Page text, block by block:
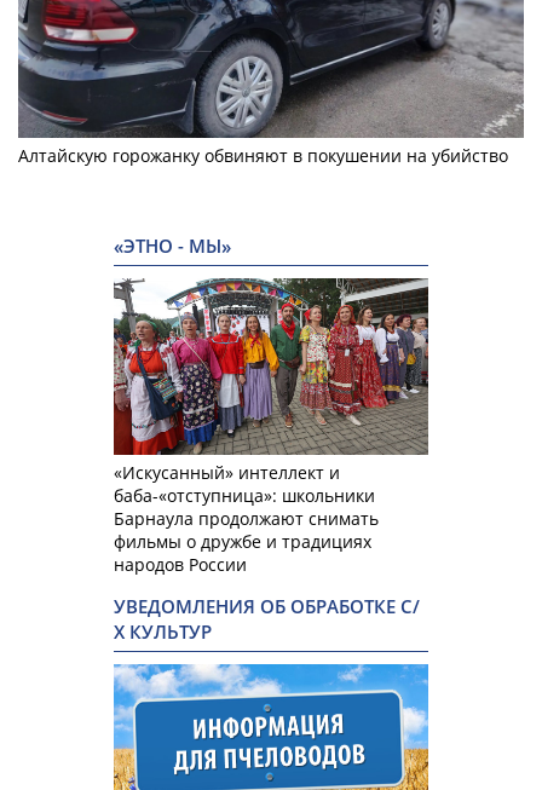
Алтайскую горожанку обвиняют в покушении на убийство
«ЭТНО - МЫ»
«Искусанный» интеллект и
баба-«отступница»: школьники
Барнаула продолжают снимать
фильмы о дружбе и традициях
народов России
УВЕДОМЛЕНИЯ ОБ ОБРАБОТКЕ С/
Х КУЛЬТУР